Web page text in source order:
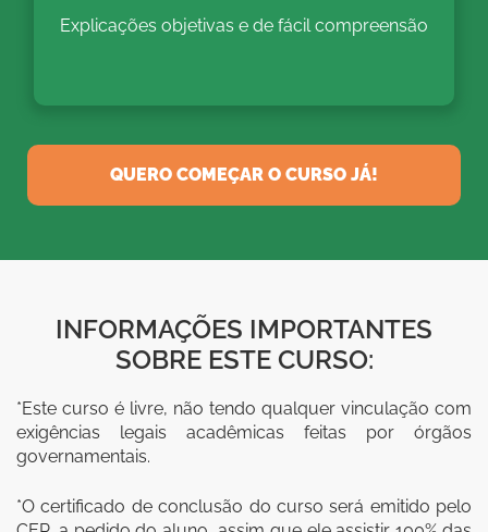
Explicações objetivas e de fácil compreensão
QUERO COMEÇAR O CURSO JÁ!
INFORMAÇÕES IMPORTANTES
SOBRE ESTE CURSO:
*Este curso é livre, não tendo qualquer vinculação com
exigências legais acadêmicas feitas por órgãos
governamentais.
*O certificado de conclusão do curso será emitido pelo